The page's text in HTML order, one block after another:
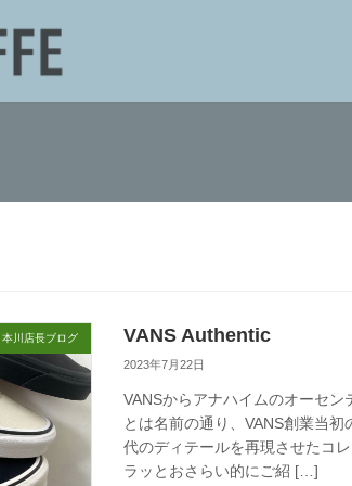
本川店長ブログ VANS Authentic
2023年7月22日
VANSからアナハイムのオーセ
とは名前の通り、VANS創業当
代のディテールを再現させたコ
ラッとおさらい的にご紹 […]